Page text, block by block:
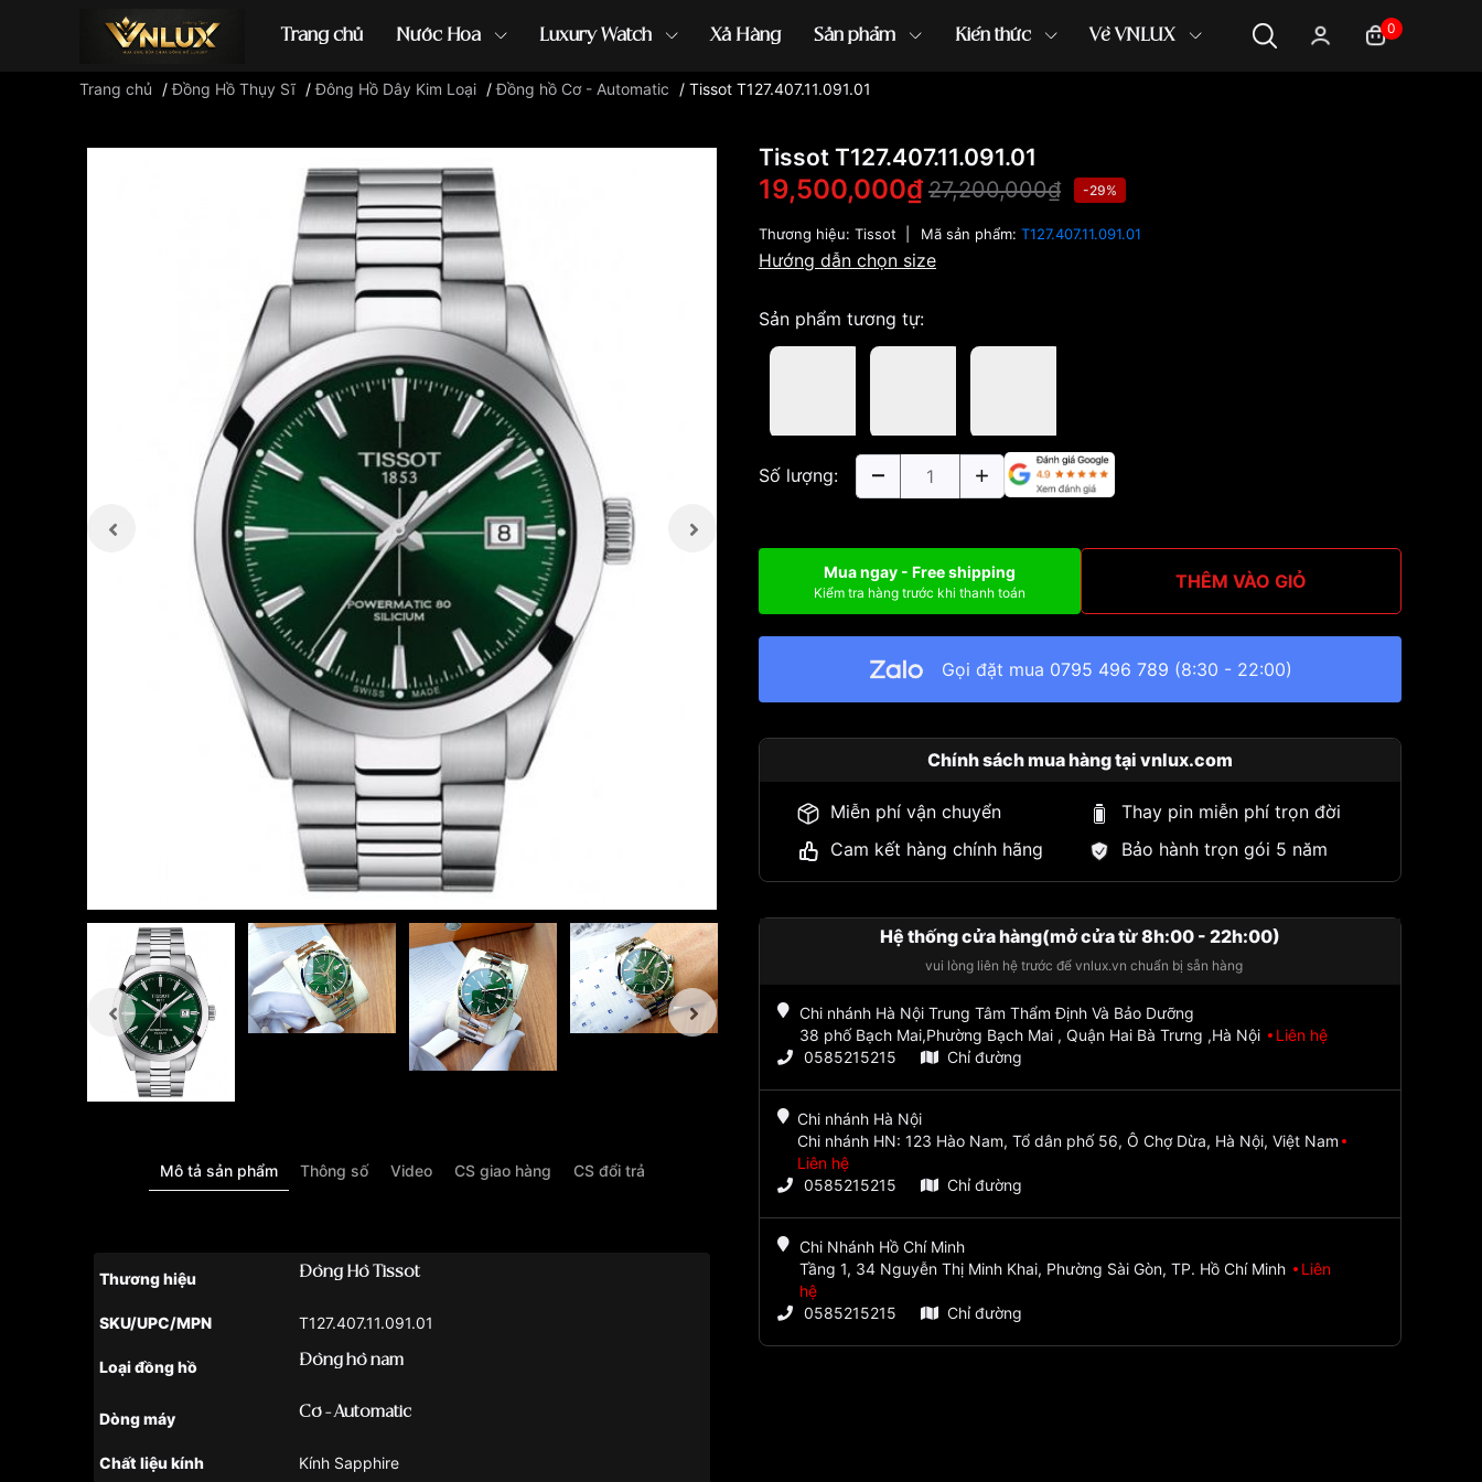
Trang chủ Nước Hoa Luxury Watch Xả Hàng Sản phẩm Kiến thức Về VNLUX 0
Đồng hồ casio đồng hồ G-Shock đồng hồ Orient ...
Trang chủ /Đồng Hồ Thụy Sĩ /Đông Hồ Dây Kim Loại /Đồng hồ Cơ - Automatic / Tissot T127.407.11.091.01
Mô tả sản phẩm Thông số Video CS giao hàng CS đổi trả
Thương hiệu Đồng Hồ Tissot
SKU/UPC/MPN T127.407.11.091.01
Loại đồng hồ Đồng hồ nam
Dòng máy Cơ - Automatic
Chất liệu kính
Kính Sapphire
Tissot T127.407.11.091.01
19,500,000₫ 27,200,000₫ -29%
Thương hiệu: Tissot Mã sản phẩm: T127.407.11.091.01
Hướng dẫn chọn size
Sản phẩm tương tự:
Số lượng:
Mua ngay - Free shipping
Kiểm tra hàng trước khi thanh toán THÊM VÀO GIỎ
Gọi đặt mua 0795 496 789 (8:30 - 22:00)
Chính sách mua hàng tại vnlux.com
Miễn phí vận chuyển
Thay pin miễn phí trọn đời
Cam kết hàng chính hãng
Bảo hành trọn gói 5 năm
Hệ thống cửa hàng(mở cửa từ 8h:00 - 22h:00)
vui lòng liên hệ trước để vnlux.vn chuẩn bị sẵn hàng
Chi nhánh Hà Nội Trung Tâm Thẩm Định Và Bảo Dưỡng
38 phố Bạch Mai,Phường Bạch Mai , Quận Hai Bà Trưng ,Hà Nội
Liên hệ
0585215215
Chỉ đường
Chi nhánh Hà Nội
Chi nhánh HN: 123 Hào Nam, Tổ dân phố 56, Ô Chợ Dừa, Hà Nội, Việt Nam
Liên hệ
0585215215
Chỉ đường
Chi Nhánh Hồ Chí Minh
Tầng 1, 34 Nguyễn Thị Minh Khai, Phường Sài Gòn, TP. Hồ Chí Minh
Liên
hệ
0585215215
Chỉ đường